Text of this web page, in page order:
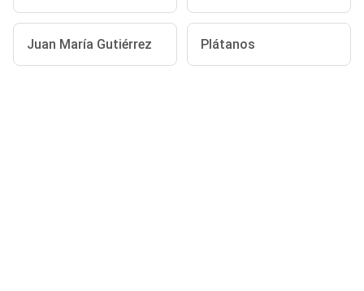
Juan María Gutiérrez Plátanos